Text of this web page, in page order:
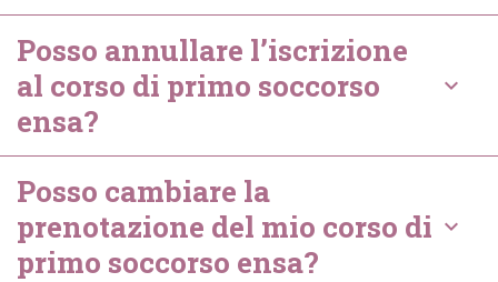
Posso annullare l’iscrizione
al corso di primo soccorso
ensa?
keyboard_arrow_down
Posso cambiare la
prenotazione del mio corso di
primo soccorso ensa?
keyboard_arrow_down